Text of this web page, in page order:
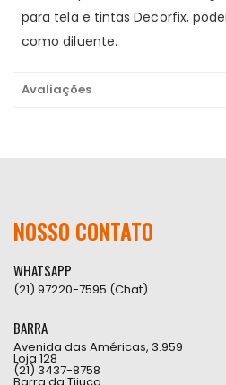
para tela e tintas Decorfix,
como diluente.
Avaliações
NOSSO CONTATO
WHATSAPP
(21) 97220-7595 (Chat)
BARRA
Avenida das Américas, 3.959
Loja 128
(21) 3437-8758